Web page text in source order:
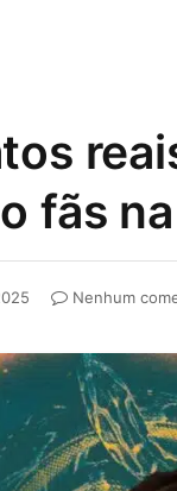
fãs
Nenhum